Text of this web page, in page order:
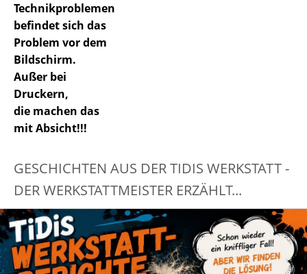
Technikproblemen
befindet sich das
Problem vor dem
Bildschirm.
Außer bei
Druckern,
die machen das
mit Absicht!!!
GESCHICHTEN AUS DER TIDIS WERKSTATT -
DER WERKSTATTMEISTER ERZÄHLT...